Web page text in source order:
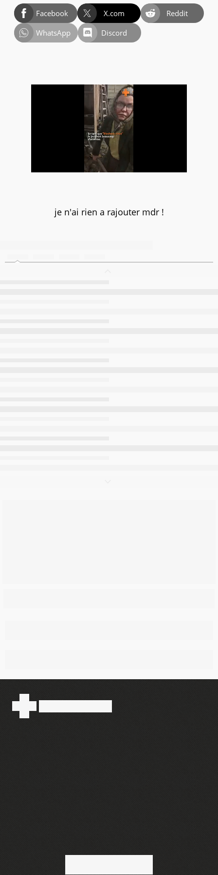
Facebook X.com
Reddit
WhatsApp
Discord
je n'ai rien a rajouter mdr !